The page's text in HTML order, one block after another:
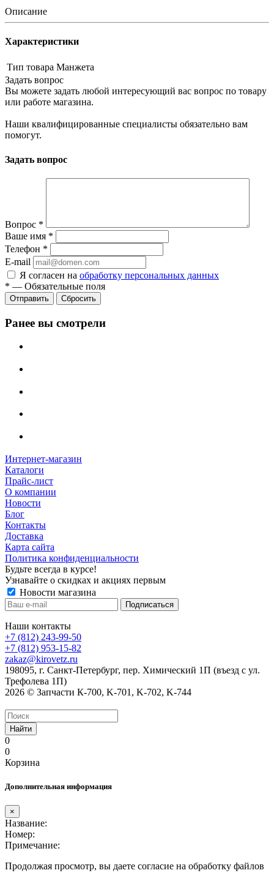
Описание
Характеристики
Тип товара Манжета
Задать вопрос
Вы можете задать любой интересующий вас вопрос по товару
или работе магазина.
Наши квалифицированные специалисты обязательно вам
помогут.
Задать вопрос
Вопрос *
Ваше имя *
Телефон *
E-mail
Я согласен на обработку персональных данных
* — Обязательные поля
Сбросить
Ранее вы смотрели
Интернет-магазин
Каталоги
Прайс-лист
О компании
Новости
Блог
Контакты
Доставка
Карта сайта
Политика конфиденциальности
Будьте всегда в курсе!
Узнавайте о скидках и акциях первым
Новости магазина
Наши контакты
+7 (812) 243-99-50
+7 (812) 953-15-82
zakaz@kirovetz.ru
198095, г. Санкт-Петербург, пер. Химический 1П (въезд с ул.
Трефолева 1П)
2026 © Запчасти К-700, K-701, K-702, K-744
Найти
0
0
Корзина
Дополнительная информация
×
Название:
Номер:
Примечание:
Продолжая просмотр, вы даете согласие на обработку файлов